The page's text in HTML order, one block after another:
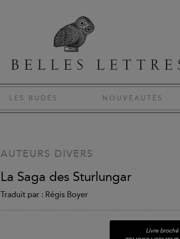
LES BUDÉS NOUVEAUTÉS
AUTEURS DIVERS
La Saga des Sturlungar
Traduit par : Régis Boyer
Livre broché